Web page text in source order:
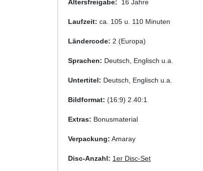
Altersfreigabe: 16 Jahre
Laufzeit: ca. 105 u. 110 Minuten
Ländercode: 2 (Europa)
Sprachen: Deutsch, Englisch u.a.
Untertitel: Deutsch, Englisch u.a.
Bildformat: (16:9) 2.40:1
Extras: Bonusmaterial
Verpackung: Amaray
Disc-Anzahl: 1er Disc-Set